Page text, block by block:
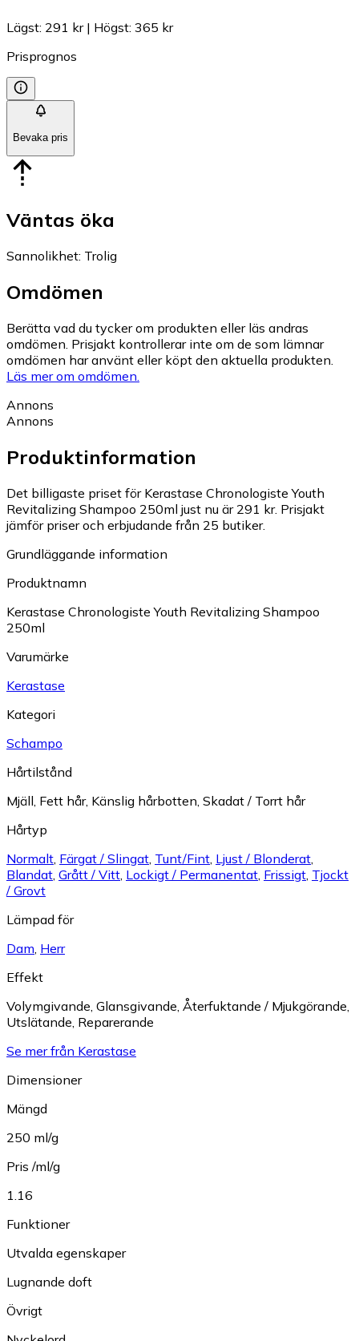
Lägst: 291 kr| Högst: 365 kr
Prisprognos
Bevaka pris
Väntas öka
Sannolikhet: Trolig
Omdömen
Berätta vad du tycker om produkten eller läs andras
omdömen. Prisjakt kontrollerar inte om de som lämnar
omdömen har använt eller köpt den aktuella produkten.
Läs mer om omdömen.
Annons
Annons
Produktinformation
Det billigaste priset för Kerastase Chronologiste Youth
Revitalizing Shampoo 250ml just nu är 291 kr. Prisjakt
jämför priser och erbjudande från 25 butiker.
Grundläggande information
Produktnamn
Kerastase Chronologiste Youth Revitalizing Shampoo
250ml
Varumärke
Kerastase
Kategori
Schampo
Hårtilstånd
Mjäll Fett hår, Känslig hårbotten Skadat / Torrt hår
Hårtyp
Normalt Färgat / Slingat Tunt/Fint Ljust / Blonderat
Blandat Grått / Vitt Lockigt / Permanentat Frissigt Tjockt
/ Grovt
Lämpad för
Dam Herr
Effekt
Volymgivande Glansgivande Återfuktande / Mjukgörande
Utslätande Reparerande
Se mer från Kerastase
Dimensioner
Mängd
250 ml/g
Pris /ml/g
1.16
Funktioner
Utvalda egenskaper
Lugnande doft
Övrigt